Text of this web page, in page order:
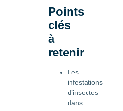
Points
clés
à
retenir
Les
infestations
d’insectes
dans